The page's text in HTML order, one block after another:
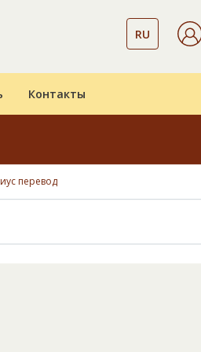
RU
Контакты
перевод